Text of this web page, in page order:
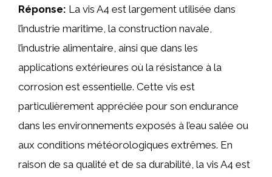
Réponse: La vis A4 est largement utilisée dans
l’industrie maritime, la construction navale,
l’industrie alimentaire, ainsi que dans les
applications extérieures où la résistance à la
corrosion est essentielle. Cette vis est
particulièrement appréciée pour son endurance
dans les environnements exposés à l’eau salée ou
aux conditions météorologiques extrêmes. En
raison de sa qualité et de sa durabilité, la vis A4 est